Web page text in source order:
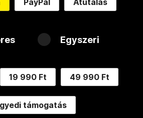
PayPal Átutalás
Egyszeri
19 990 Ft 49 990 Ft
támogatás